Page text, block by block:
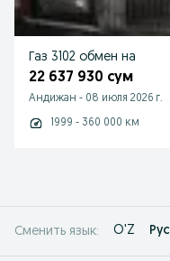
Газ 3102 обмен на
22 637 930 сум
Андижан - 08 июля 2026 г.
1999 - 360 000 км
Сменить язык: O'Z Рус